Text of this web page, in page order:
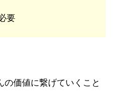
要
価値に繋げていくこと